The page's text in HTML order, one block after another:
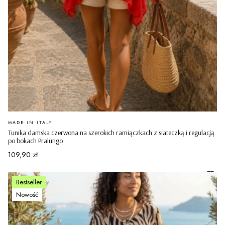
Tunika damska czerwona na szerokich ramiączkach z siateczką i regulacją
po bokach Pralungo
PRODUCENT
MADE IN ITALY
Cena
109,90 zł
Bestseller
Nowość